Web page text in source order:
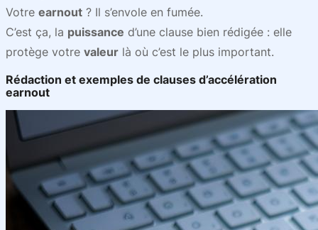
Votre earnout ? Il s’envole en fumée.
C’est ça, la puissance d’une clause bien rédigée : elle
protège votre valeur là où c’est le plus important.
Rédaction et exemples de clauses d’accélération
earnout